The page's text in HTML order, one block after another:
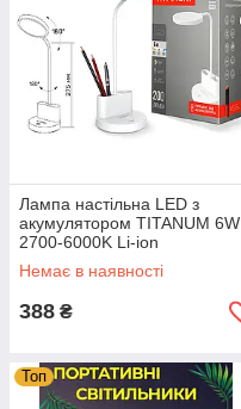
Лампа настільна LED з
акумулятором TITANUM 6W
2700-6000K Li-ion
18650 (TLTF-011W)
Немає в наявності
388 ₴
Топ